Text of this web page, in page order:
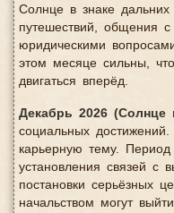
Солнце в знаке
путешествий, общения
юридическими
этом месяце сильны,
двигаться вперёд.
Декабрь 2026 (Солнце
социальных
карьерную тему.
установления связей с
постановки серьёзных
начальством могут